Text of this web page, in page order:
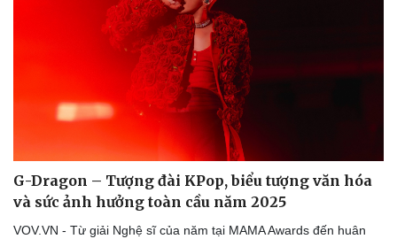
Thể thao
Lịch thi đấu bóng đá
Thế giới thể thao
eSports
Ô tô - Xe máy
Ô tô
Xe máy
Tư vấn
G-Dragon – Tượng đài KPop, biểu tượng văn hóa
và sức ảnh hưởng toàn cầu năm 2025
VOV.VN - Từ giải Nghệ sĩ của năm tại MAMA Awards đến huân